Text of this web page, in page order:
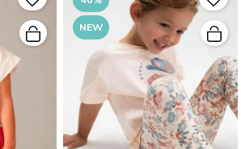
NEW